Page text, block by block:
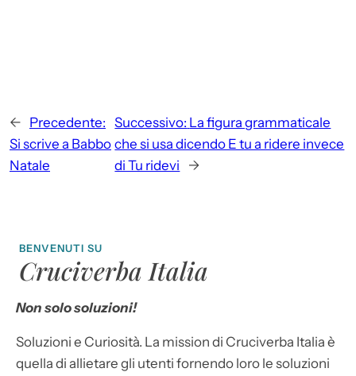
← Precedente:
Si scrive a Babbo
Natale
Successivo: La figura grammaticale
che si usa dicendo E tu a ridere invece
di Tu ridevi
→
BENVENUTI SU
Cruciverba Italia
Non solo soluzioni!
Soluzioni e Curiosità. La mission di Cruciverba Italia è
quella di allietare gli utenti fornendo loro le soluzioni